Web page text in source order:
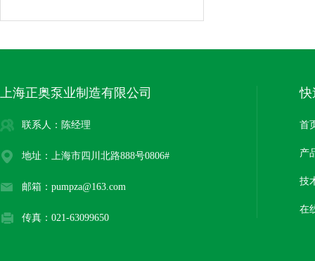
上海正奥泵业制造有限公司
联系人：陈经理
地址：上海市四川北路888号0806#
邮箱：pumpza@163.com
传真：021-63099650
快
首
产
技
在